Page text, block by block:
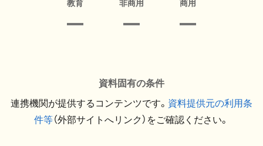
教育 非商用 商用
資料固有の条件
連携機関が提供するコンテンツです。 資料提供元の利用条
件等（外部サイトへリンク）をご確認ください。